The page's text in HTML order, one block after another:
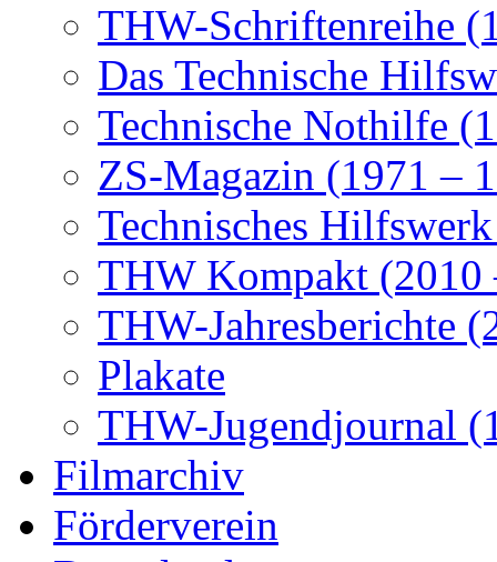
THW-Schriftenreihe
Das Technische
Technische Nothilfe
ZS-Magazin (1971 –
Technisches
THW Kompakt (2010
THW-Jahresberichte
Plakate
THW-Jugendjournal
Filmarchiv
Förderverein